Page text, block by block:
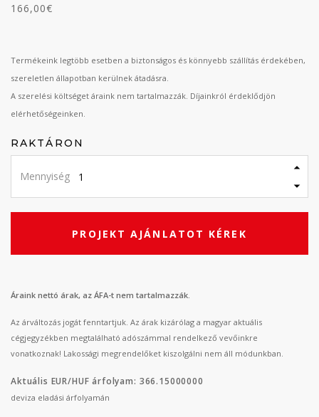
166,00€
Termékeink legtöbb esetben a biztonságos és könnyebb szállítás érdekében,
szereletlen állapotban kerülnek átadásra.
A szerelési költséget áraink nem tartalmazzák. Díjainkról érdeklődjön
elérhetőségeinken.
RAKTÁRON
Mennyiség
PROJEKT AJÁNLATOT KÉREK
Áraink nettó árak, az ÁFA-t nem tartalmazzák.
Az árváltozás jogát fenntartjuk. Az árak kizárólag a magyar aktuális
cégjegyzékben megtalálható adószámmal rendelkező vevőinkre
vonatkoznak! Lakossági megrendelőket kiszolgálni nem áll módunkban.
Aktuális EUR/HUF árfolyam: 366.15000000
deviza eladási árfolyamán